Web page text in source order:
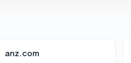
anz.com